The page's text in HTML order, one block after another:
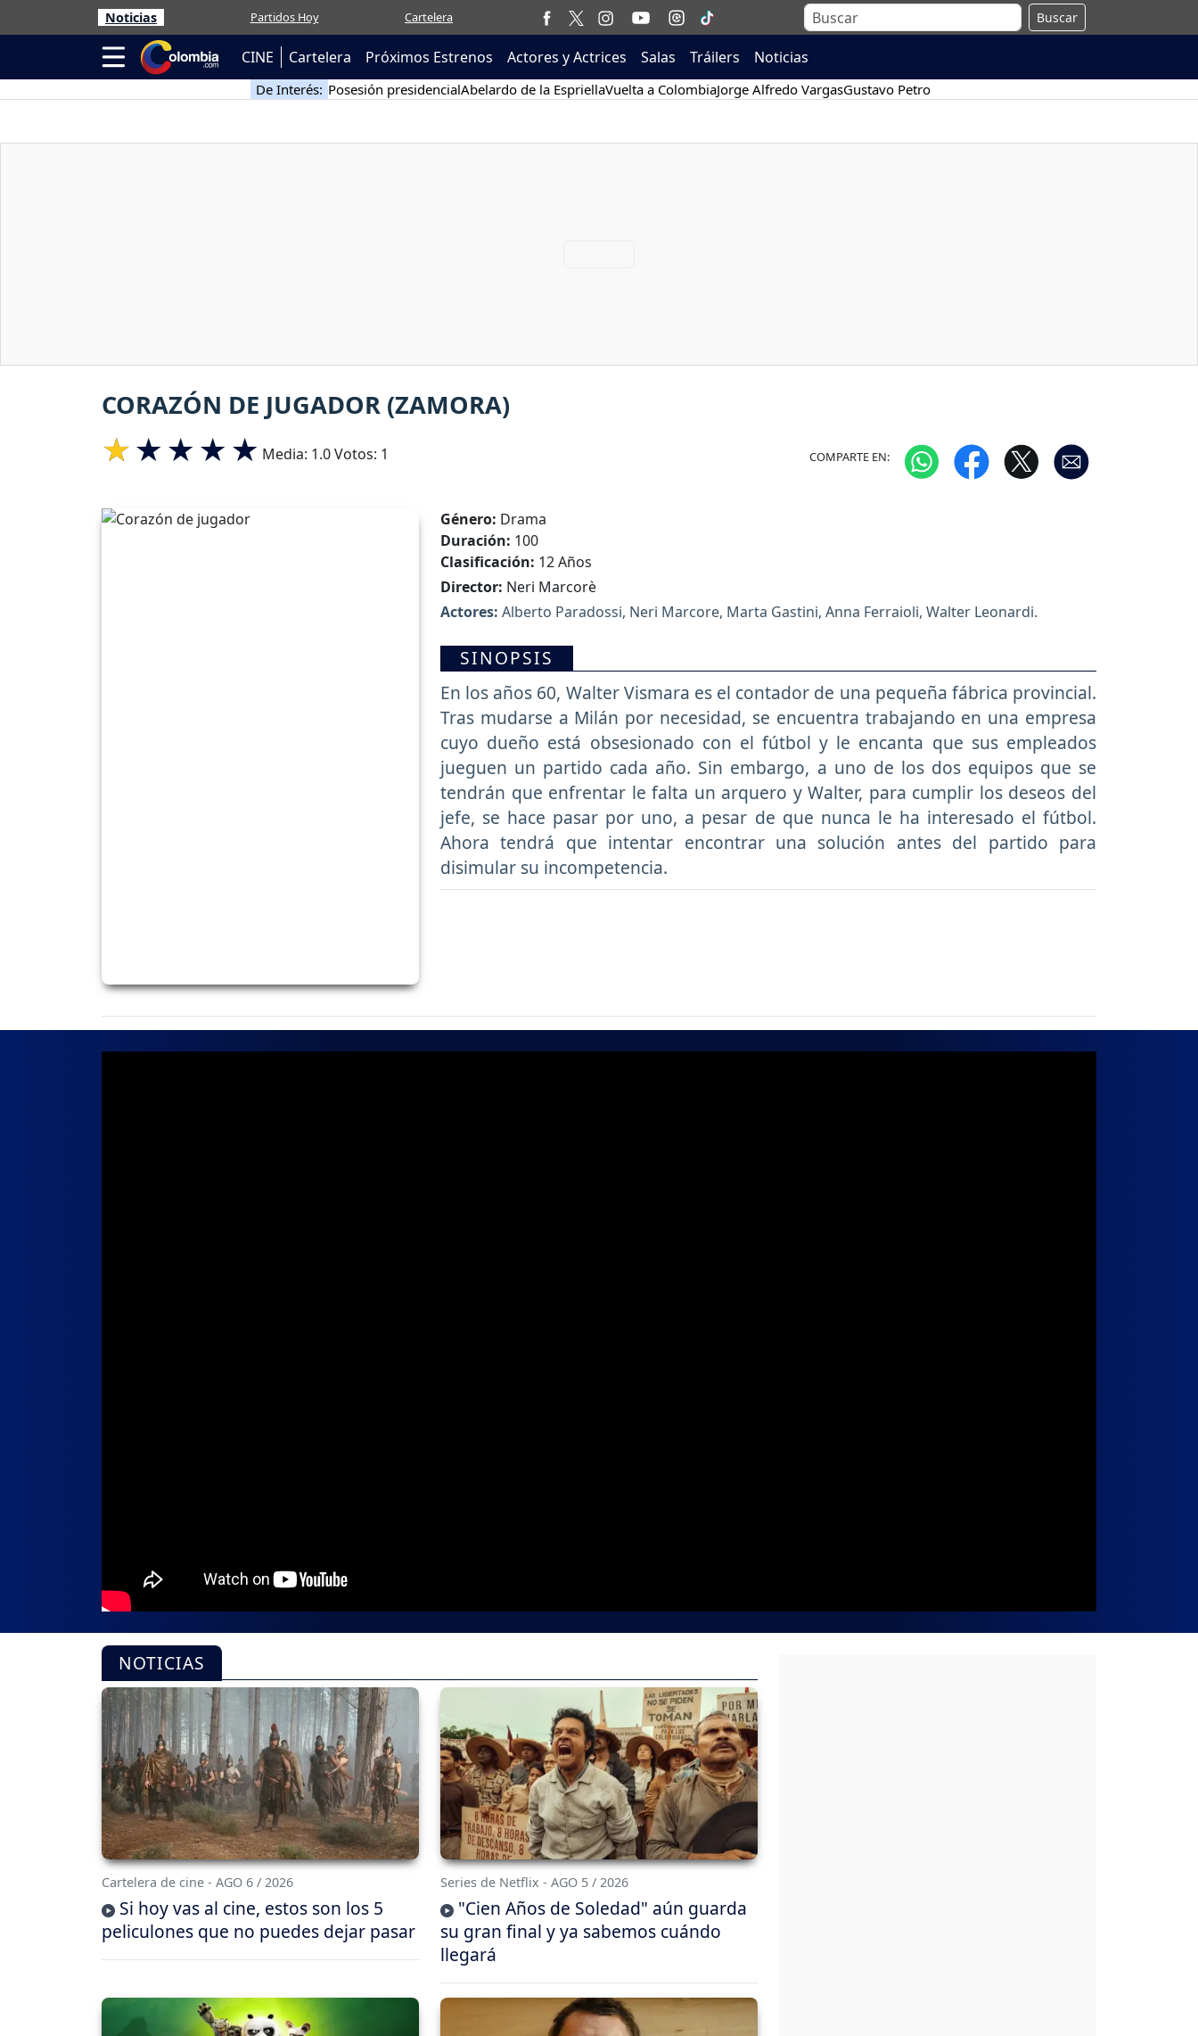
Noticias Partidos Hoy Cartelera Buscar
CINE Cartelera Próximos Estrenos Actores y Actrices Salas Tráilers Noticias
De Interés: Posesión presidencialAbelardo de la EspriellaVuelta a ColombiaJorge Alfredo VargasGustavo Petro
CORAZÓN DE JUGADOR (ZAMORA)
Media: 1.0Votos: 1 COMPARTE EN:
Género: Drama
Duración: 100
Clasificación: 12 Años
Director: Neri Marcorè
Actores: Alberto Paradossi, Neri Marcore, Marta Gastini, Anna Ferraioli, Walter Leonardi.
SINOPSIS
En los años 60, Walter Vismara es el contador de una pequeña fábrica provincial.
Tras mudarse a Milán por necesidad, se encuentra trabajando en una empresa
cuyo dueño está obsesionado con el fútbol y le encanta que sus empleados
jueguen un partido cada año. Sin embargo, a uno de los dos equipos que se
tendrán que enfrentar le falta un arquero y Walter, para cumplir los deseos del
jefe, se hace pasar por uno, a pesar de que nunca le ha interesado el fútbol.
Ahora tendrá que intentar encontrar una solución antes del partido para
disimular su incompetencia.
NOTICIAS
Cartelera de cine - AGO 6 / 2026
Si hoy vas al cine, estos son los 5
peliculones que no puedes dejar pasar
Series de Netflix - AGO 5 / 2026
"Cien Años de Soledad" aún guarda
su gran final y ya sabemos cuándo
llegará